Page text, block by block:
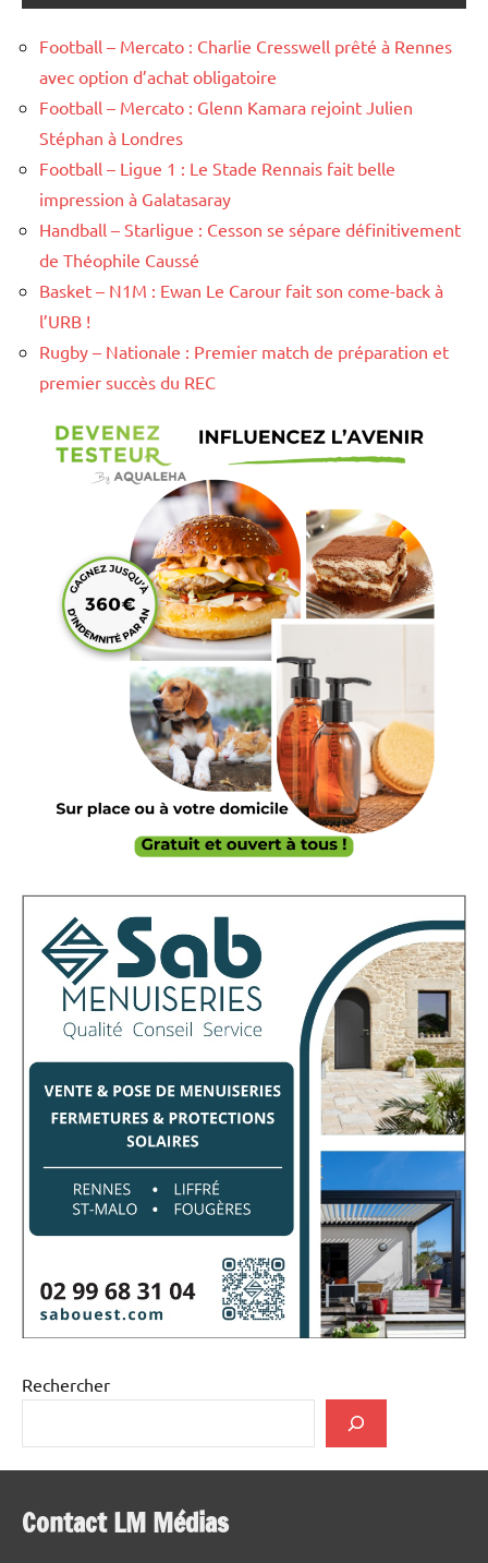
Football – Mercato : Charlie Cresswell prêté à Rennes
avec option d’achat obligatoire
Football – Mercato : Glenn Kamara rejoint Julien
Stéphan à Londres
Football – Ligue 1 : Le Stade Rennais fait belle
impression à Galatasaray
Handball – Starligue : Cesson se sépare définitivement
de Théophile Caussé
Basket – N1M : Ewan Le Carour fait son come-back à
l’URB !
Rugby – Nationale : Premier match de préparation et
premier succès du REC
Rechercher
Contact LM Médias